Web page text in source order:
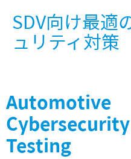
SDV向け最適
ュリティ対策
Automotive
Cybersecurity
Testing